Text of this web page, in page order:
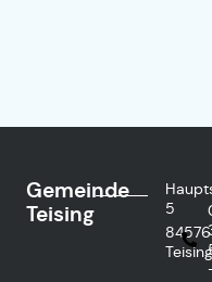
Gemeinde
Teising
5
84576